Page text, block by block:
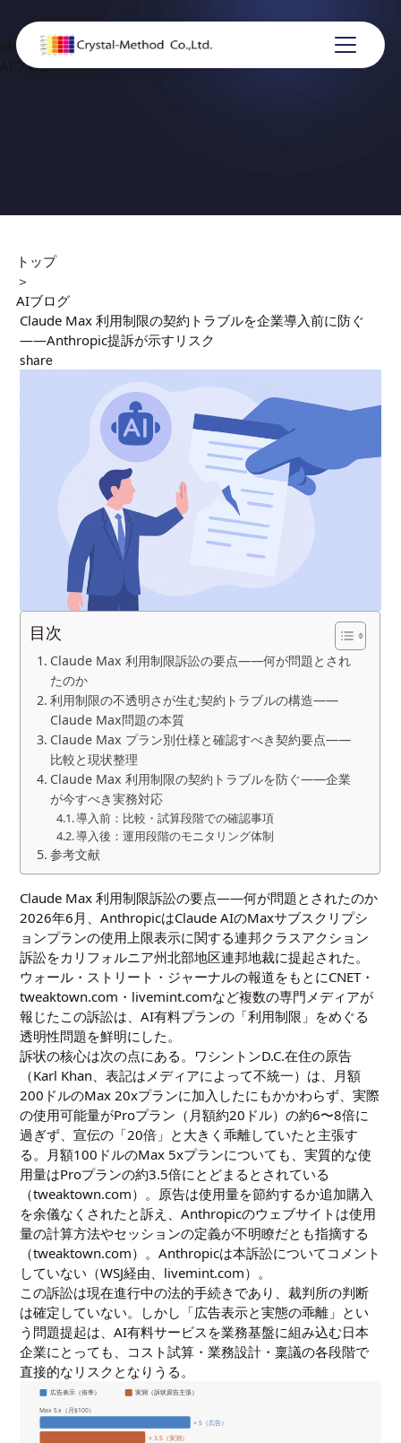
blog
AIブログ
トップ
＞
AIブログ
Claude Max 利用制限の契約トラブルを企業導入前に防ぐ
——Anthropic提訴が示すリスク
share
目次
Claude Max 利用制限訴訟の要点——何が問題とされ
たのか
利用制限の不透明さが生む契約トラブルの構造——
Claude Max問題の本質
Claude Max プラン別仕様と確認すべき契約要点——
比較と現状整理
Claude Max 利用制限の契約トラブルを防ぐ——企業
が今すべき実務対応
導入前：比較・試算段階での確認事項
導入後：運用段階のモニタリング体制
参考文献
Claude Max 利用制限訴訟の要点——何が問題とされたのか
2026年6月、AnthropicはClaude AIのMaxサブスクリプシ
ョンプランの使用上限表示に関する連邦クラスアクション
訴訟をカリフォルニア州北部地区連邦地裁に提起された。
ウォール・ストリート・ジャーナルの報道をもとにCNET・
tweaktown.com・livemint.comなど複数の専門メディアが
報じたこの訴訟は、AI有料プランの「利用制限」をめぐる
透明性問題を鮮明にした。
訴状の核心は次の点にある。ワシントンD.C.在住の原告
（Karl Khan、表記はメディアによって不統一）は、月額
200ドルのMax 20xプランに加入したにもかかわらず、実際
の使用可能量がProプラン（月額約20ドル）の約6〜8倍に
過ぎず、宣伝の「20倍」と大きく乖離していたと主張す
る。月額100ドルのMax 5xプランについても、実質的な使
用量はProプランの約3.5倍にとどまるとされている
（tweaktown.com）。原告は使用量を節約するか追加購入
を余儀なくされたと訴え、Anthropicのウェブサイトは使用
量の計算方法やセッションの定義が不明瞭だとも指摘する
（tweaktown.com）。Anthropicは本訴訟についてコメント
していない（WSJ経由、livemint.com）。
この訴訟は現在進行中の法的手続きであり、裁判所の判断
は確定していない。しかし「広告表示と実態の乖離」とい
う問題提起は、AI有料サービスを業務基盤に組み込む日本
企業にとっても、コスト試算・業務設計・稟議の各段階で
直接的なリスクとなりうる。
広告表示（倍率） 実測（訴状原告主張）
Max 5x（月$100）
× 5（広告）
× 3.5（実測）